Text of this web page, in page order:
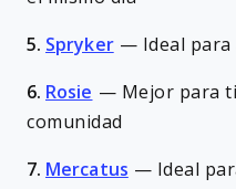
5. Spryker — Ideal
6. Rosie — Mejor para
comunidad
7. Mercatus — Ideal